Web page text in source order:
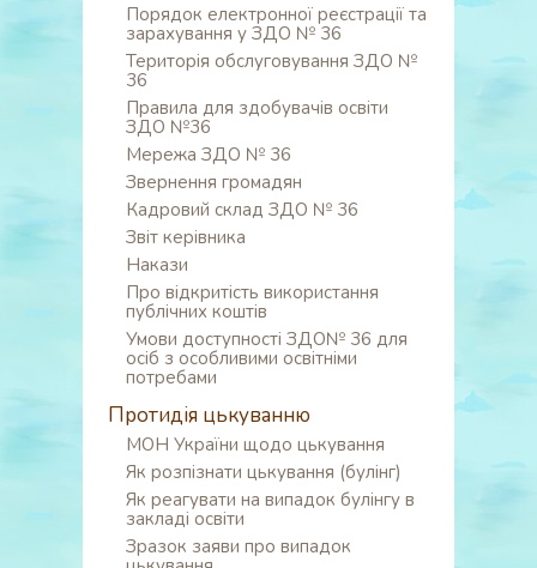
Порядок електронної реєстрації та
зарахування у ЗДО № 36
Територія обслуговування ЗДО №
36
Правила для здобувачів освіти
ЗДО №36
Мережа ЗДО № 36
Звернення громадян
Кадровий склад ЗДО № 36
Звіт керівника
Накази
Про відкритість використання
публічних коштів
Умови доступності ЗДО№ 36 для
осіб з особливими освітніми
потребами
Протидія цькуванню
МОН України щодо цькування
Як розпізнати цькування (булінг)
Як реагувати на випадок булінгу в
закладі освіти
Зразок заяви про випадок